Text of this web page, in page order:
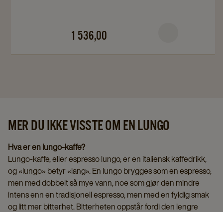
page
1 536,00
MER DU IKKE VISSTE OM EN LUNGO
Hva er en lungo-kaffe?
Lungo-kaffe, eller espresso lungo, er en italiensk kaffedrikk,
og «lungo» betyr «lang». En lungo brygges som en espresso,
men med dobbelt så mye vann, noe som gjør den mindre
intens enn en tradisjonell espresso, men med en fyldig smak
og litt mer bitterhet. Bitterheten oppstår fordi den lengre